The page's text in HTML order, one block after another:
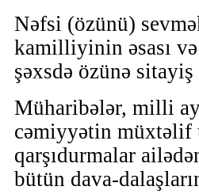
Nəfsi (özünü)
kamilliyinin əsası
şəxsdə özünə
Müharibələr, milli
cəmiyyətin müxtəlif
qarşıdurmalar
bütün dava-